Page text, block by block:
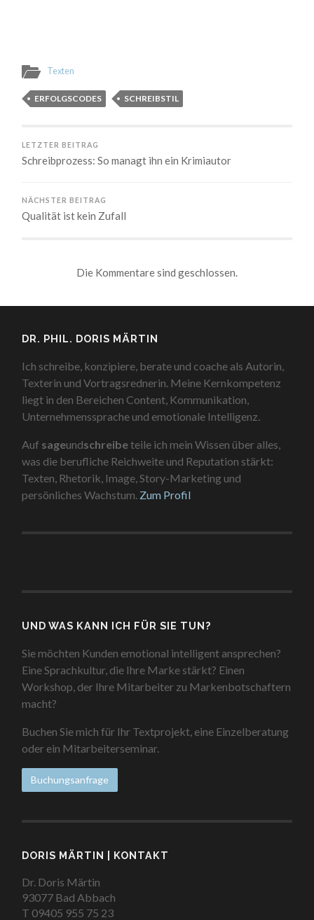
Texten
ERFOLGSCODES SCHREIBSTIL
LETZTER BEITRAG
Schreibprozess: So managt ihn ein Krimiautor
NÄCHSTER BEITRAG
Qualität ist kein Zufall
Die Kommentare sind geschlossen.
DR. PHIL. DORIS MÄRTIN
Ich schreibe, konzipiere, berate und coache als Autorin,
Texterin und Vortragsrednerin. Meine Kernkompetenz
liegt in den Bereichen Content, Kommunikation,
Unternehmenssprache und emotionale Intelligenz.
Auf sageundschreibeteile ich mein Wissen über alles,
was die berufliche Reichweite und Reputation stärkt:
Texten, Rhetorik, Image, Story-Marketing und
persönliches Wachstum. Zum Profil
UND WAS KANN ICH FÜR SIE TUN?
Sie möchten Kunden emotional intelligent ansprechen?
Eine Sprachkultur, die Ihre Marke stärkt? Einen
Workshop, der Ihre Mitarbeiter zu Markenbotschaftern
macht?
Buchen Sie mich für Ihr Textprojekt, eine Einzelberatung
oder ein Mitarbeiterseminar.
Buchungsanfrage
DORIS MÄRTIN | KONTAKT
Dr. Doris Märtin
93077 Bad Abbach
T 09405 955 75 23